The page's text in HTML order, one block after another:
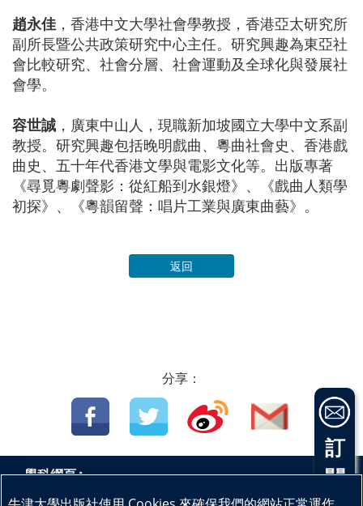
趙永佳 ，香港中文大學社會學教授，香港亞太研究所
副所長暨公共政策研究中心主任。研究興趣為東亞社
會比較研究、社會分層、社會運動及全球化與發展社
會學。
容世誠 ，廣東中山人，現職新加坡國立大學中文系副
教授。研究興趣包括晚明戲曲、粵曲社會史、香港戲
曲史、五十年代香港文學與電影文化等。出版專著
《尋覓粵劇聲影：從紅船到水銀燈》、《戲曲人類學
初探》、《粵韻留聲：唱片工業與廣東曲藝》。
返回
分享：
學科網頁 :
| 中國語文 | 英國語文 數學 | 科學 | 物理 | 生物
訂
閱